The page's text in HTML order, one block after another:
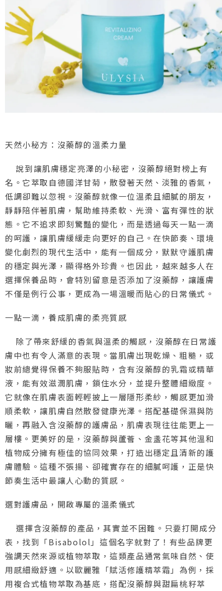
天然小秘方：沒藥醇的溫柔力量
說到讓肌膚穩定亮澤的小秘密，沒藥醇絕對榜上有
名。它萃取自德國洋甘菊，散發著天然、淡雅的香氣，
低調卻難以忽視。沒藥醇就像一位溫柔且細膩的朋友，
靜靜陪伴著肌膚，幫助維持柔軟、光滑、富有彈性的狀
態。它不追求即刻驚豔的變化，而是透過每天一點一滴
的呵護，讓肌膚緩緩走向更好的自己。在快節奏、環境
變化劇烈的現代生活中，能有一個成分，默默守護肌膚
的穩定與光澤，顯得格外珍貴。也因此，越來越多人在
選擇保養品時，會特別留意是否添加了沒藥醇，讓護膚
不僅是例行公事，更成為一場溫暖而貼心的日常儀式。
一點一滴，養成肌膚的柔亮質感
除了帶來舒緩的香氣與溫柔的觸感，沒藥醇在日常護
膚中也有令人滿意的表現。當肌膚出現乾燥、粗糙，或
妝前總覺得保養不夠服貼時，含有沒藥醇的乳霜或精華
液，能有效滋潤肌膚，鎖住水分，並提升整體細緻度。
它就像在肌膚表面輕輕披上一層隱形柔紗，觸感更加滑
順柔軟，讓肌膚自然散發健康光澤。搭配基礎保濕與防
曬，再融入含沒藥醇的護膚品，肌膚表現往往能更上一
層樓。更美好的是，沒藥醇與蘆薈、金盞花等其他溫和
植物成分擁有極佳的協同效果，打造出穩定且清新的護
膚體驗。這種不張揚、卻確實存在的細膩呵護，正是快
節奏生活中最讓人心動的質感。
選對護膚品，開啟專屬的溫柔儀式
選擇含沒藥醇的產品，其實並不困難。只要打開成分
表，找到「Bisabolol」這個名字就對了！有些品牌更
強調天然來源或植物萃取，這類產品通常氣味自然、使
用感細緻舒適。以歐麗雅「賦活修護精萃霜」為例，採
用複合式植物萃取為基底，搭配沒藥醇與甜扁桃籽萃